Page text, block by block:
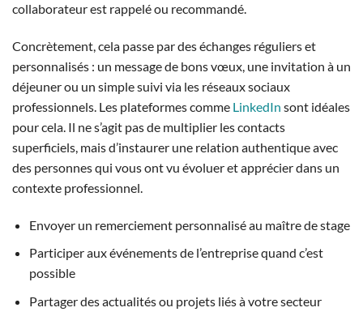
collaborateur est rappelé ou recommandé.
Concrètement, cela passe par des échanges réguliers et
personnalisés : un message de bons vœux, une invitation à un
déjeuner ou un simple suivi via les réseaux sociaux
professionnels. Les plateformes comme LinkedIn sont idéales
pour cela. Il ne s’agit pas de multiplier les contacts
superficiels, mais d’instaurer une relation authentique avec
des personnes qui vous ont vu évoluer et apprécier dans un
contexte professionnel.
Envoyer un remerciement personnalisé au maître de stage
Participer aux événements de l’entreprise quand c’est
possible
Partager des actualités ou projets liés à votre secteur